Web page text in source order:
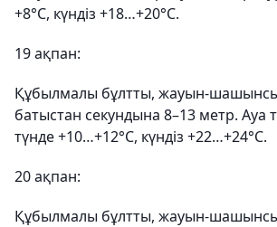
+8°С, күндіз +18…+20°С.
19 ақпан:
Құбылмалы бұлтты, жауын-
батыстан секундына 8–13 метр. Ауа
түнде +10…+12°С, күндіз +22…+24°С.
20 ақпан:
Құбылмалы бұлтты, жауын-